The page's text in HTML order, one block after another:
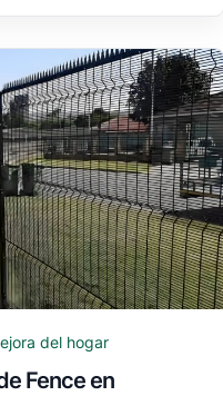
del hogar
Fence en